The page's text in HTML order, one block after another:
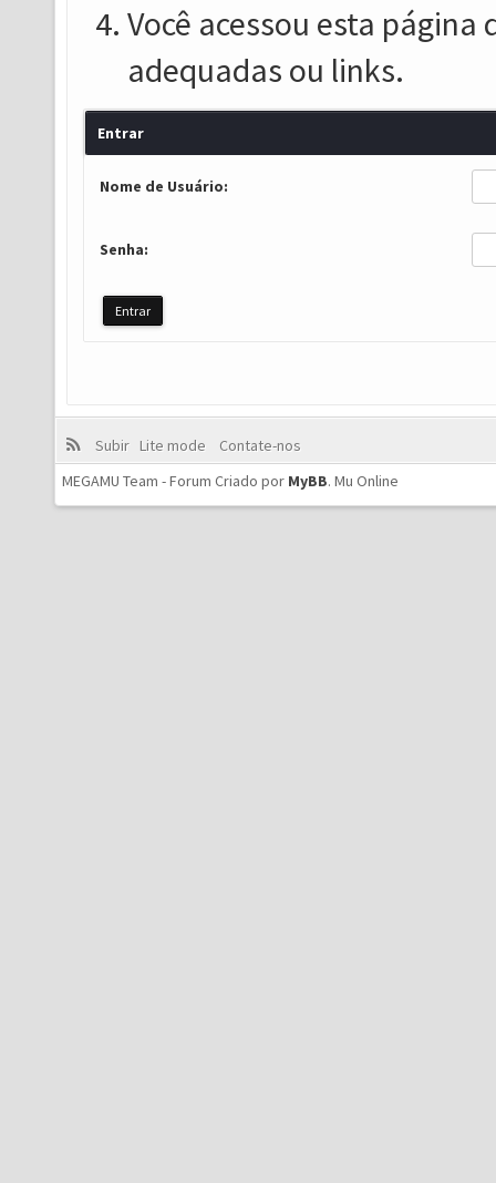
Você acessou esta
adequadas ou links.
Entrar
Nome de Usuário:
Senha:
Subir Lite mode
Contate-nos
MEGAMU Team - Forum Criado por MyBB. Mu Online